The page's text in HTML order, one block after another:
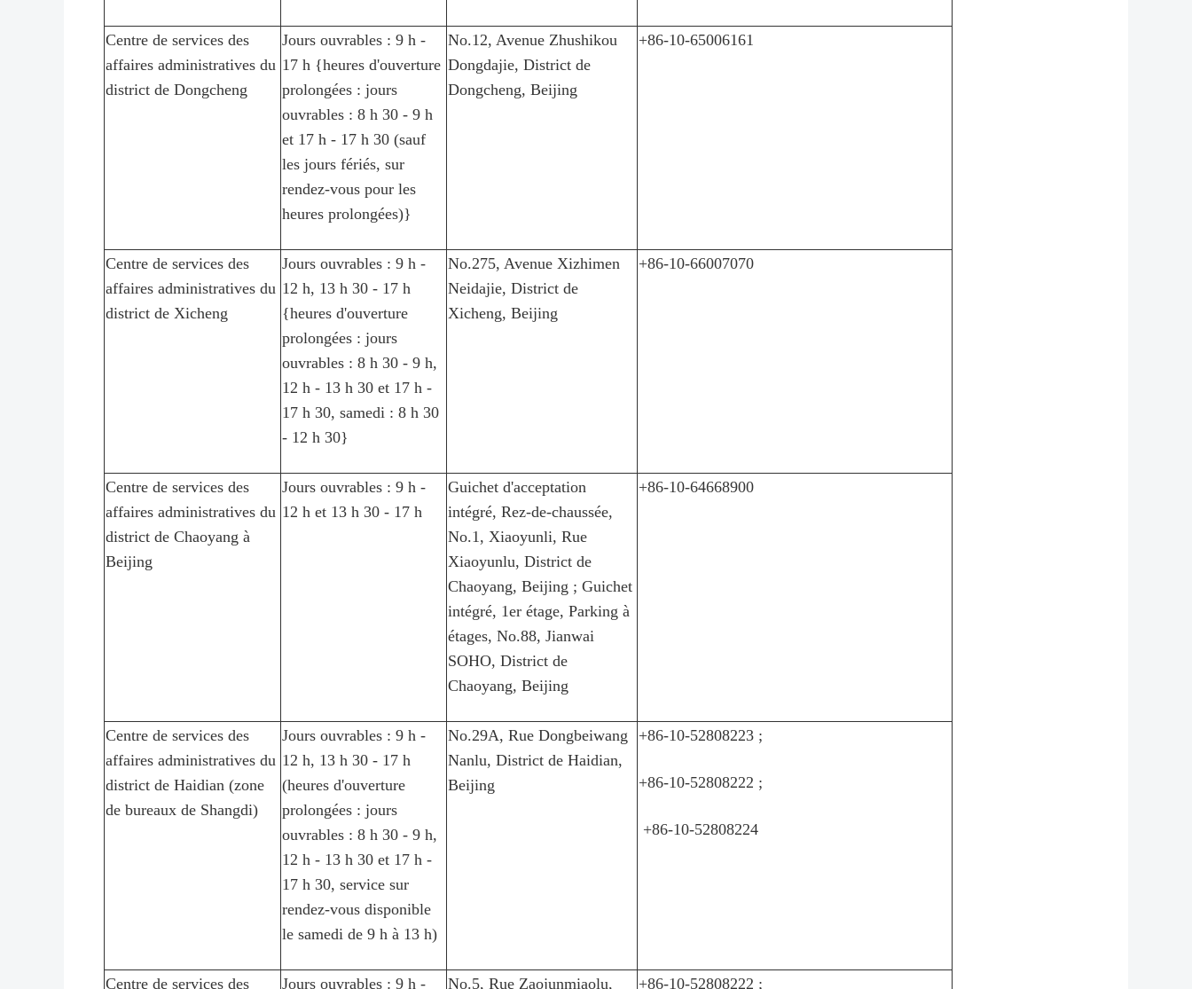
Centre de services des
affaires administratives du
district de Dongcheng
Jours ouvrables : 9 h -
17 h {heures d'ouverture
prolongées : jours
ouvrables : 8 h 30 - 9 h
et 17 h - 17 h 30 (sauf
les jours fériés, sur
rendez-vous pour les
heures prolongées)}
No.12, Avenue Zhushikou
Dongdajie, District de
Dongcheng, Beijing
+86-10-65006161
Centre de services des
affaires administratives du
district de Xicheng
Jours ouvrables : 9 h -
12 h, 13 h 30 - 17 h
{heures d'ouverture
prolongées : jours
ouvrables : 8 h 30 - 9 h,
12 h - 13 h 30 et 17 h -
17 h 30, samedi : 8 h 30
- 12 h 30}
No.275, Avenue Xizhimen
Neidajie, District de
Xicheng, Beijing
+86-10-66007070
Centre de services des
affaires administratives du
district de Chaoyang à
Beijing
Jours ouvrables : 9 h -
12 h et 13 h 30 - 17 h
Guichet d'acceptation
intégré, Rez-de-chaussée,
No.1, Xiaoyunli, Rue
Xiaoyunlu, District de
Chaoyang, Beijing ; Guichet
intégré, 1er étage, Parking à
étages, No.88, Jianwai
SOHO, District de
Chaoyang, Beijing
+86-10-64668900
Centre de services des
affaires administratives du
district de Haidian (zone
de bureaux de Shangdi)
Jours ouvrables : 9 h -
12 h, 13 h 30 - 17 h
(heures d'ouverture
prolongées : jours
ouvrables : 8 h 30 - 9 h,
12 h - 13 h 30 et 17 h -
17 h 30, service sur
rendez-vous disponible
le samedi de 9 h à 13 h)
No.29A, Rue Dongbeiwang
Nanlu, District de Haidian,
Beijing
+86-10-52808223 ;
+86-10-52808222 ;
+86-10-52808224
Centre de services des Jours ouvrables : 9 h - No.5, Rue Zaojunmiaolu, +86-10-52808222 ;